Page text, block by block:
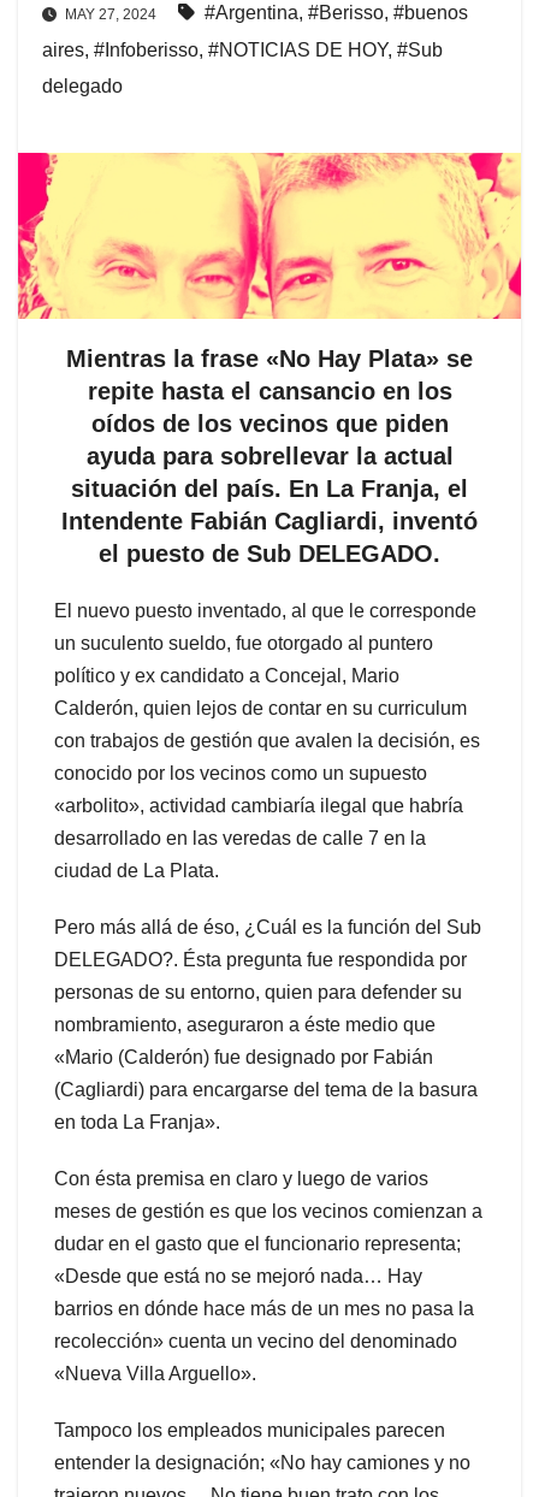
MAY 27, 2024 #Argentina, #Berisso, #buenos
aires, #Infoberisso, #NOTICIAS DE HOY, #Sub
delegado
Mientras la frase «No Hay Plata» se
repite hasta el cansancio en los
oídos de los vecinos que piden
ayuda para sobrellevar la actual
situación del país. En La Franja, el
Intendente Fabián Cagliardi, inventó
el puesto de Sub DELEGADO.
El nuevo puesto inventado, al que le corresponde
un suculento sueldo, fue otorgado al puntero
político y ex candidato a Concejal, Mario
Calderón, quien lejos de contar en su curriculum
con trabajos de gestión que avalen la decisión, es
conocido por los vecinos como un supuesto
«arbolito», actividad cambiaría ilegal que habría
desarrollado en las veredas de calle 7 en la
ciudad de La Plata.
Pero más allá de éso, ¿Cuál es la función del Sub
DELEGADO?. Ésta pregunta fue respondida por
personas de su entorno, quien para defender su
nombramiento, aseguraron a éste medio que
«Mario (Calderón) fue designado por Fabián
(Cagliardi) para encargarse del tema de la basura
en toda La Franja».
Con ésta premisa en claro y luego de varios
meses de gestión es que los vecinos comienzan a
dudar en el gasto que el funcionario representa;
«Desde que está no se mejoró nada… Hay
barrios en dónde hace más de un mes no pasa la
recolección» cuenta un vecino del denominado
«Nueva Villa Arguello».
Tampoco los empleados municipales parecen
entender la designación; «No hay camiones y no